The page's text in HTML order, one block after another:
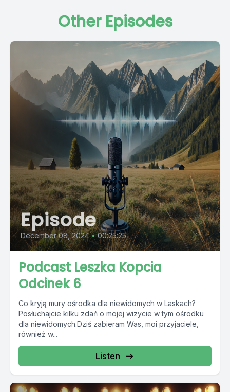
Other Episodes
Episode
December 08, 2024 • 00:25:25
Podcast Leszka Kopcia
Odcinek 6
Co kryją mury ośrodka dla niewidomych w Laskach?
Posłuchajcie kilku zdań o mojej wizycie w tym ośrodku
dla niewidomych.Dziś zabieram Was, moi przyjaciele,
również w...
Listen